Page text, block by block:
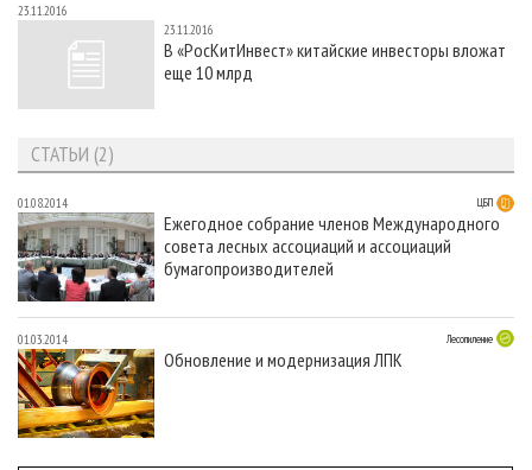
23.11.2016
23.11.2016
В «РосКитИнвест» китайские инвесторы вложат
еще 10 млрд
СТАТЬИ (2)
01.08.2014 ЦБП
Ежегодное собрание членов Международного
совета лесных ассоциаций и ассоциаций
бумагопроизводителей
01.03.2014 Лесопиление
Обновление и модернизация ЛПК